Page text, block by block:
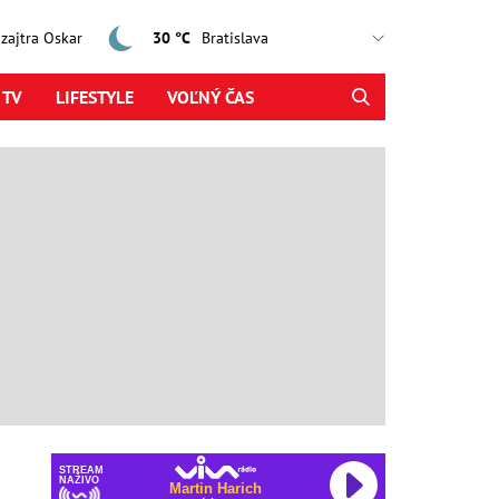
Oskar 30 °C
LIFESTYLE VOĽNÝ ČAS
STREAM
NAŽIVO
Martin Harich